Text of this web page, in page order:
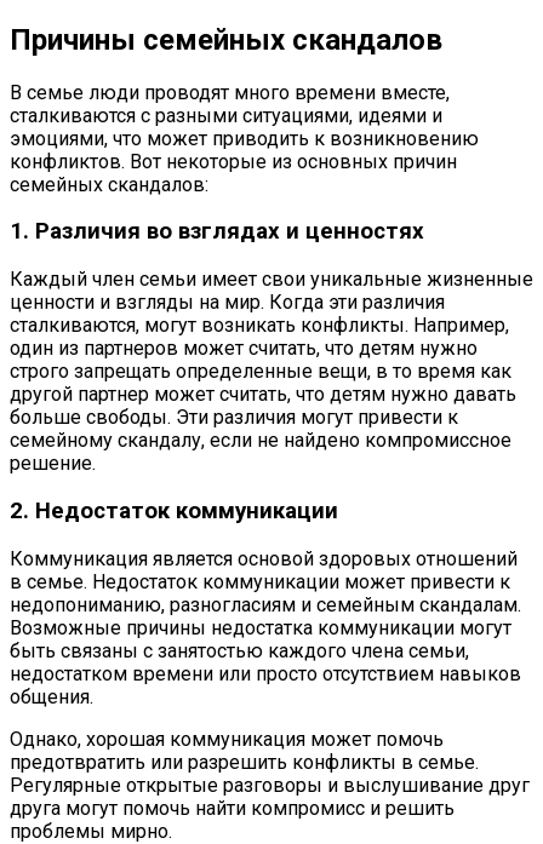
Причины семейных скандалов
В семье люди проводят много времени вместе,
сталкиваются с разными ситуациями, идеями и
эмоциями, что может приводить к возникновению
конфликтов. Вот некоторые из основных причин
семейных скандалов:
1. Различия во взглядах и ценностях
Каждый член семьи имеет свои уникальные жизненные
ценности и взгляды на мир. Когда эти различия
сталкиваются, могут возникать конфликты. Например,
один из партнеров может считать, что детям нужно
строго запрещать определенные вещи, в то время как
другой партнер может считать, что детям нужно давать
больше свободы. Эти различия могут привести к
семейному скандалу, если не найдено компромиссное
решение.
2. Недостаток коммуникации
Коммуникация является основой здоровых отношений
в семье. Недостаток коммуникации может привести к
недопониманию, разногласиям и семейным скандалам.
Возможные причины недостатка коммуникации могут
быть связаны с занятостью каждого члена семьи,
недостатком времени или просто отсутствием навыков
общения.
Однако, хорошая коммуникация может помочь
предотвратить или разрешить конфликты в семье.
Регулярные открытые разговоры и выслушивание друг
друга могут помочь найти компромисс и решить
проблемы мирно.